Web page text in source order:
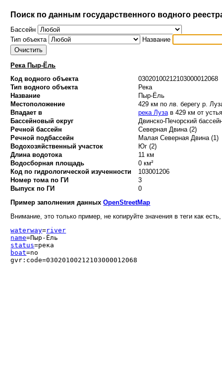
Поиск по данным государственного водного
Бассейн
Тип объекта
Название
Река Пыр-Ёль
Код водного объекта
03020100212103000012068
Тип водного объекта
Река
Название
Пыр-Ёль
Местоположение
429 км по лв. берегу р.
Впадает в
река Лузав 429 км от устья
Бассейновый округ
Двинско-Печорский
Речной бассейн
Северная Двина (2)
Речной подбассейн
Малая Северная Двина (1)
Водохозяйственный участок
Юг (2)
Длина водотока
11 км
Водосборная площадь
0 км²
Код по гидрологической изученности
103001206
Номер тома по ГИ
3
Выпуск по ГИ
0
Пример заполнения данныхOpenStreetMap
Внимание, это только пример, не копируйте значения в теги как
waterway=river
name=Пыр-Ёль
status=река
boat=no
gvr:code=03020100212103000012068